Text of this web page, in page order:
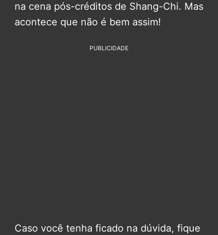
na cena pós-créditos de Shang-Chi. Mas
acontece que não é bem assim!
PUBLICIDADE
Caso você tenha ficado na dúvida, fique